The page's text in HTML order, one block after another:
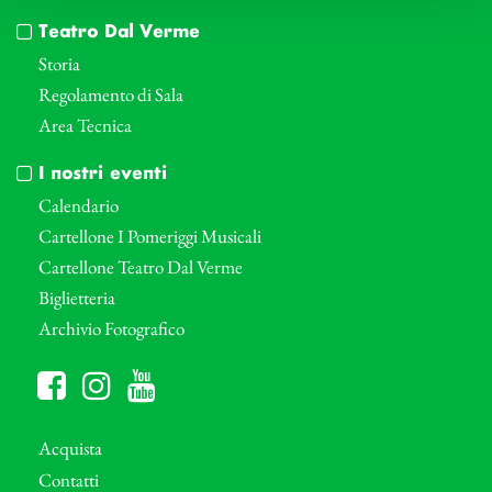
Teatro Dal Verme
Storia
Regolamento di Sala
Area Tecnica
I nostri eventi
Calendario
Cartellone I Pomeriggi Musicali
Cartellone Teatro Dal Verme
Biglietteria
Archivio Fotografico
Acquista
Contatti